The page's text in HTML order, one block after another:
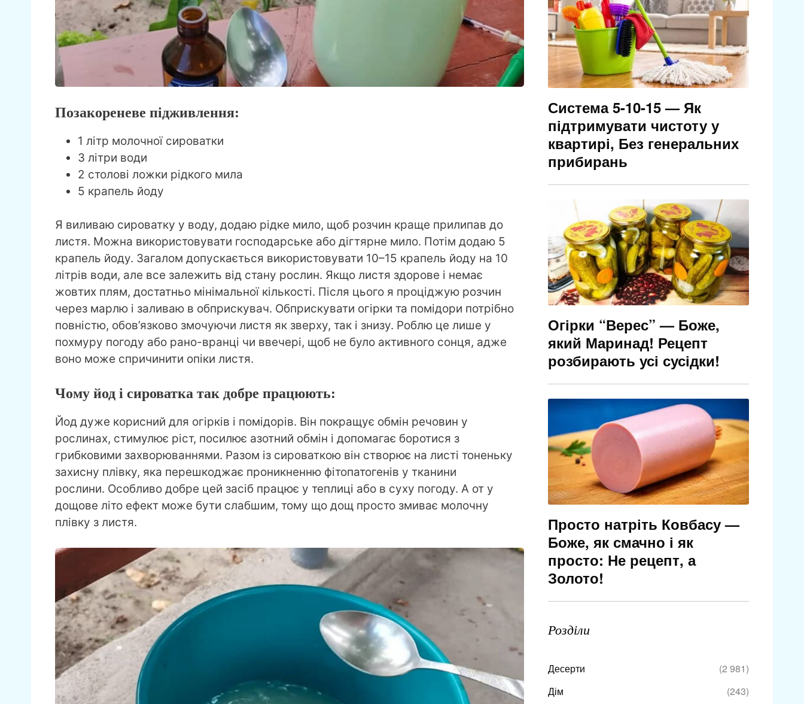
Позакореневе підживлення:
1 літр молочної сироватки
3 літри води
2 столові ложки рідкого мила
5 крапель йоду
Я виливаю сироватку у воду, додаю рідке мило, щоб розчин краще прилипав до
листя. Можна використовувати господарське або дігтярне мило. Потім додаю 5
крапель йоду. Загалом допускається використовувати 10–15 крапель йоду на 10
літрів води, але все залежить від стану рослин. Якщо листя здорове і немає
жовтих плям, достатньо мінімальної кількості. Після цього я проціджую розчин
через марлю і заливаю в обприскувач. Обприскувати огірки та помідори потрібно
повністю, обов’язково змочуючи листя як зверху, так і знизу. Роблю це лише у
похмуру погоду або рано-вранці чи ввечері, щоб не було активного сонця, адже
воно може спричинити опіки листя.
Чому йод і сироватка так добре працюють:
Йод дуже корисний для огірків і помідорів. Він покращує обмін речовин у
рослинах, стимулює ріст, посилює азотний обмін і допомагає боротися з
грибковими захворюваннями. Разом із сироваткою він створює на листі тоненьку
захисну плівку, яка перешкоджає проникненню фітопатогенів у тканини
рослини. Особливо добре цей засіб працює у теплиці або в суху погоду. А от у
дощове літо ефект може бути слабшим, тому що дощ просто змиває молочну
плівку з листя.
Система 5-10-15 — Як
підтримувати чистоту у
квартирі, Без генеральних
прибирань
Огірки “Верес” — Боже,
який Маринад! Рецепт
розбирають усі сусідки!
Просто натріть Ковбасу —
Боже, як смачно і як
просто: Не рецепт, а
Золото!
Розділи
Десерти
(2 981)
Дім
(243)